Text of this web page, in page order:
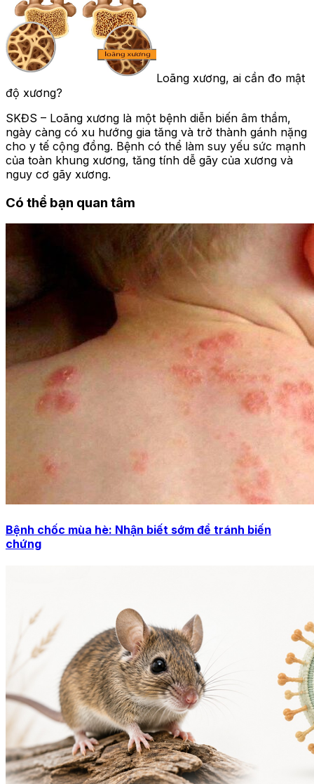
Loãng xương, ai cần đo mật
độ xương?
SKĐS – Loãng xương là một bệnh diễn biến âm thầm,
ngày càng có xu hướng gia tăng và trở thành gánh nặng
cho y tế cộng đồng. Bệnh có thể làm suy yếu sức mạnh
của toàn khung xương, tăng tính dễ gãy của xương và
nguy cơ gãy xương.
Có thể bạn quan tâm
Bệnh chốc mùa hè: Nhận biết sớm để tránh biến
chứng